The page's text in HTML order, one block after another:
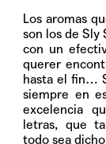
Los aromas
son los de Sly
con un
querer
hasta el fin…
siempre en
excelencia
letras, que
todo sea